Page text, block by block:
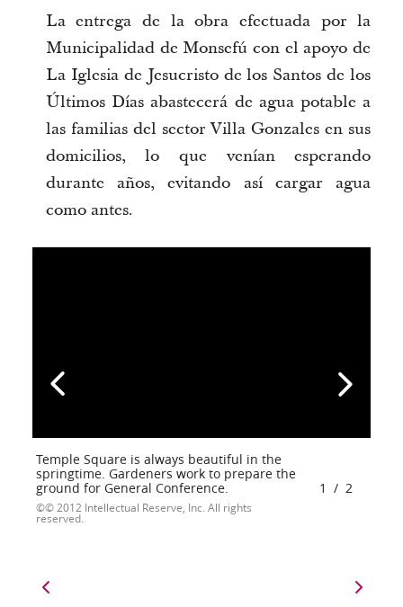
La entrega de la obra efectuada por la
Municipalidad de Monsefú con el apoyo de
La Iglesia de Jesucristo de los Santos de los
Últimos Días abastecerá de agua potable a
las familias del sector Villa Gonzales en sus
domicilios, lo que venían esperando
durante años, evitando así cargar agua
como antes.
Temple Square is always beautiful in the
springtime. Gardeners work to prepare the
ground for General Conference.
© 2012 Intellectual Reserve, Inc. All rights
reserved.
1 / 2